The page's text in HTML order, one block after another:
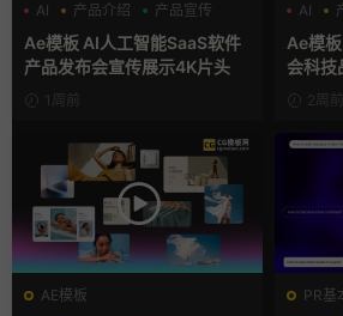
AI
产品介绍 产品宣传
Ae模板 AI人工智能SaaS软件
产品发布会宣传展示4K片头
1周前
AI
Ae模
会科技
2周前
AE模板
PR基